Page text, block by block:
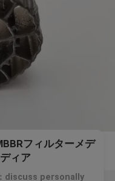
フィルターメデ
ィア
discuss personally